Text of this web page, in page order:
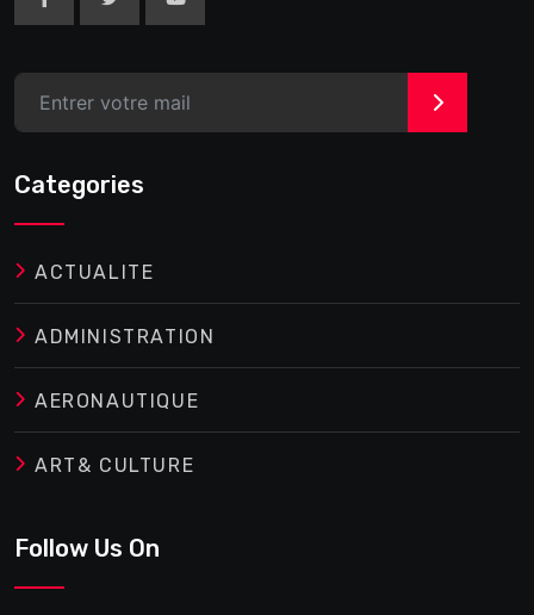
>
Categories
ACTUALITE
ADMINISTRATION
AERONAUTIQUE
ART& CULTURE
Follow Us On